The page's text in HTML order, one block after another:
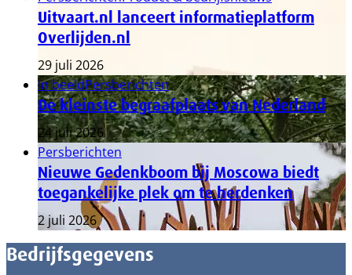
Uitvaart.nl lanceert informatieplatform
Overlijden.nl
29 juli 2026
In beeldPersberichten
De kleinste begraafplaats van Nederland
24 juli 2026
Persberichten
Nieuwe Gedenkboom bij Moscowa biedt
toegankelijke plek om te herdenken
2 juli 2026
Bedrijfsgegevens